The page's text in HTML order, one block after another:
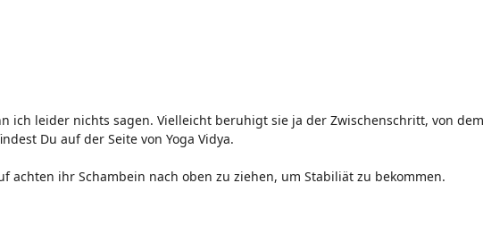
ich leider nichts sagen. Vielleicht beruhigt sie ja der Zwischenschritt, von
Du auf der Seite von Yoga Vidya.
achten ihr Schambein nach oben zu ziehen, um Stabiliät zu bekommen.